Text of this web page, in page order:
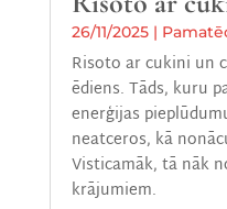
26/11/2025|
Risoto ar cukini un
ēdiens. Tāds, kuru
enerģijas
neatceros, kā
Visticamāk, tā nāk
krājumiem.